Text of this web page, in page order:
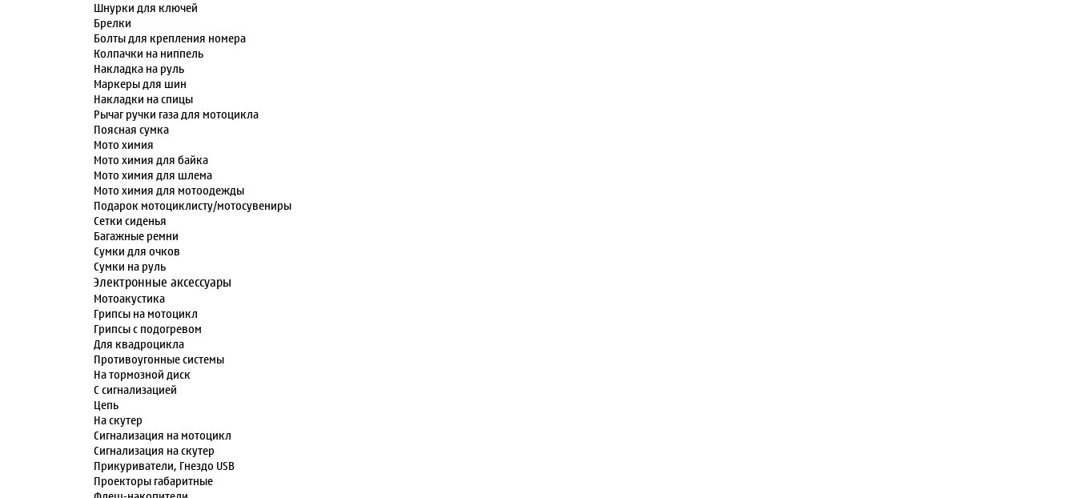
Шнурки для ключей
Брелки
Болты для крепления номера
Колпачки на ниппель
Накладка на руль
Маркеры для шин
Накладки на спицы
Рычаг ручки газа для мотоцикла
Поясная сумка
Мото химия
Мото химия для байка
Мото химия для шлема
Мото химия для мотоодежды
Подарок мотоциклисту/мотосувениры
Сетки сиденья
Багажные ремни
Сумки для очков
Сумки на руль
Электронные аксессуары
Мотоакустика
Грипсы на мотоцикл
Грипсы с подогревом
Для квадроцикла
Противоугонные системы
На тормозной диск
С сигнализацией
Цепь
На скутер
Сигнализация на мотоцикл
Сигнализация на скутер
Прикуриватели, Гнездо USB
Проекторы габаритные